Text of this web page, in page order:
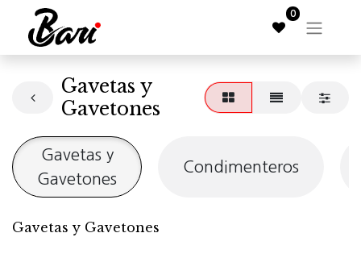
0
Gavetas y
Gavetones
Gavetas y
Gavetones
Condimenteros
Gavetas y Gavetones